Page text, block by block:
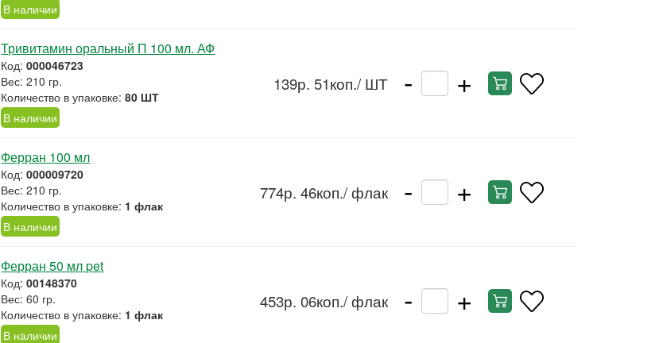
В наличии
Тривитамин оральный П 100 мл. АФ
Код:000046723
Вес: 210 гр.
Количество в упаковке:80 ШТ
В наличии
139р. 51коп./ ШТ - +
Ферран 100 мл
Код:000009720
Вес: 210 гр.
Количество в упаковке: 1 флак
В наличии
774р. 46коп./ флак - +
Ферран 50 мл pet
Код:00148370
Вес: 60 гр.
Количество в упаковке: 1 флак
В наличии
453р. 06коп./ флак - +